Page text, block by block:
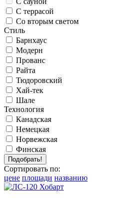
С террасой
Со вторым светом
Стиль
Барнхаус
Модерн
Прованс
Райта
Тюдоровский
Хай-тек
Шале
Технология
Канадская
Немецкая
Норвежская
Финская
Сортировать по:
цене площади названию